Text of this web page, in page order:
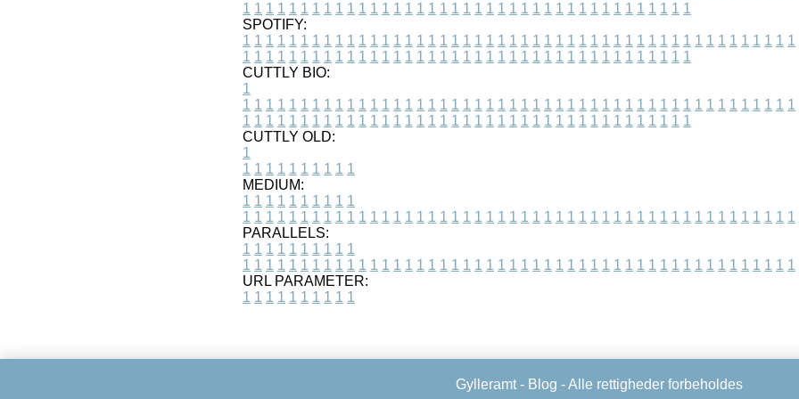
1 1 1 1 1 1 1 1 1 1 1 1 1 1 1 1 1 1 1 1 1 1 1 1 1 1 1 1 1 1 1 1 1 1 1 1 1 1 1
SPOTIFY:
1 1 1 1 1 1 1 1 1 1 1 1 1 1 1 1 1 1 1 1 1 1 1 1 1 1 1 1 1 1 1 1 1 1 1 1 1 1 1 1 1 1 1 1 1 1 1 1
1 1 1 1 1 1 1 1 1 1 1 1 1 1 1 1 1 1 1 1 1 1 1 1 1 1 1 1 1 1 1 1 1 1 1 1 1 1 1
CUTTLY BIO:
1
1 1 1 1 1 1 1 1 1 1 1 1 1 1 1 1 1 1 1 1 1 1 1 1 1 1 1 1 1 1 1 1 1 1 1 1 1 1 1 1 1 1 1 1 1 1 1 1
1 1 1 1 1 1 1 1 1 1 1 1 1 1 1 1 1 1 1 1 1 1 1 1 1 1 1 1 1 1 1 1 1 1 1 1 1 1 1
CUTTLY OLD:
1
1 1 1 1 1 1 1 1 1 1
MEDIUM:
1 1 1 1 1 1 1 1 1 1
1 1 1 1 1 1 1 1 1 1 1 1 1 1 1 1 1 1 1 1 1 1 1 1 1 1 1 1 1 1 1 1 1 1 1 1 1 1 1 1 1 1 1 1 1 1 1 1
PARALLELS:
1 1 1 1 1 1 1 1 1 1
1 1 1 1 1 1 1 1 1 1 1 1 1 1 1 1 1 1 1 1 1 1 1 1 1 1 1 1 1 1 1 1 1 1 1 1 1 1 1 1 1 1 1 1 1 1 1 1
URL PARAMETER:
1 1 1 1 1 1 1 1 1 1
Gylleramt - Blog - Alle rettigheder forbeholdes